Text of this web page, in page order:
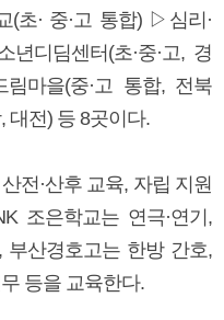
(초· 중·고 통합) ▷심리·
년디딤센터(초·중·고, 경
림마을(중·고 통합, 전북
대전) 등 8곳이다.
전·산후 교육, 자립 지원
조은학교는 연극·연기,
부산경호고는 한방 간호,
등을 교육한다.